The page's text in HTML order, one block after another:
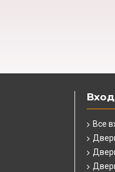
Все